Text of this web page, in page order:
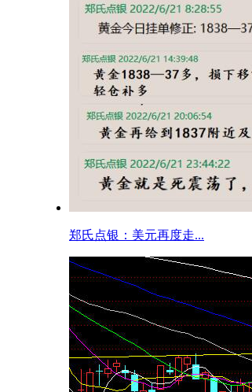
郑氏点银：美元再度走...